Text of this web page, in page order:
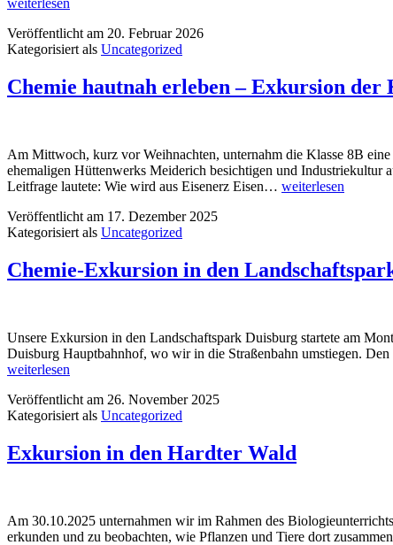
weiterlesen
Veröffentlicht am 20. Februar 2026
Kategorisiert als Uncategorized
Chemie hautnah erleben – Exkursion der
Am Mittwoch, kurz vor Weihnachten, unternahm die Klasse 8B
ehemaligen Hüttenwerks Meiderich besichtigen und Industriekultur
Leitfrage lautete: Wie wird aus Eisenerz Eisen… Chemie
der
Klasse
Landschaftspark
Nord
weiterlesen
Veröffentlicht am 17. Dezember 2025
Kategorisiert als Uncategorized
Chemie-Exkursion in den
Unsere Exkursion in den Landschaftspark Duisburg startete am
Duisburg Hauptbahnhof, wo wir in die Straßenbahn umstiegen.
weiterlesen
Veröffentlicht am 26. November 2025
Kategorisiert als Uncategorized
Exkursion in den Hardter Wald
Am 30.10.2025 unternahmen wir im Rahmen des
erkunden und zu beobachten, wie Pflanzen und Tiere dort